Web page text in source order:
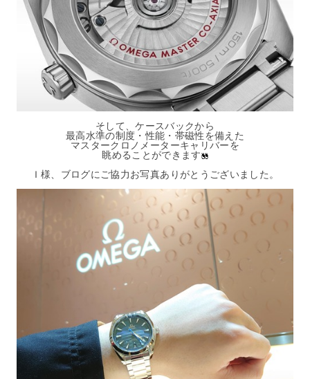
そして、ケースバックから
最高水準の制度・性能・帯磁性を備えた
マスタークロノメーターキャリバーを
眺めることができます
Ｉ様、ブログにご協力お写真ありがとうございました。